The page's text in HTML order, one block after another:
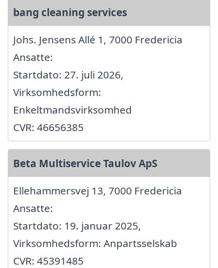
bang cleaning services
Johs. Jensens Allé 1, 7000 Fredericia
Ansatte:
Startdato: 27. juli 2026,
Virksomhedsform:
Enkeltmandsvirksomhed
CVR: 46656385
Beta Multiservice Taulov ApS
Ellehammersvej 13, 7000 Fredericia
Ansatte:
Startdato: 19. januar 2025,
Virksomhedsform: Anpartsselskab
CVR: 45391485